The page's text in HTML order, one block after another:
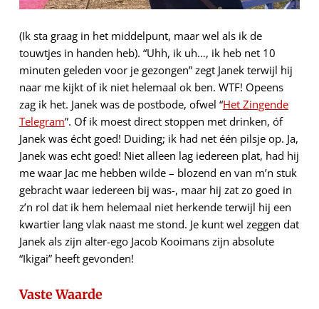
(Ik sta graag in het middelpunt, maar wel als ik de
touwtjes in handen heb). “Uhh, ik uh…, ik heb net 10
minuten geleden voor je gezongen” zegt Janek terwijl hij
naar me kijkt of ik niet helemaal ok ben. WTF! Opeens
zag ik het. Janek was de postbode, ofwel “Het Zingende
Telegram”. Of ik moest direct stoppen met drinken, óf
Janek was écht goed! Duiding; ik had net één pilsje op. Ja,
Janek was echt goed! Niet alleen lag iedereen plat, had hij
me waar Jac me hebben wilde – blozend en van m’n stuk
gebracht waar iedereen bij was-, maar hij zat zo goed in
z’n rol dat ik hem helemaal niet herkende terwijl hij een
kwartier lang vlak naast me stond. Je kunt wel zeggen dat
Janek als zijn alter-ego Jacob Kooimans zijn absolute
“Ikigai” heeft gevonden!
Vaste Waarde